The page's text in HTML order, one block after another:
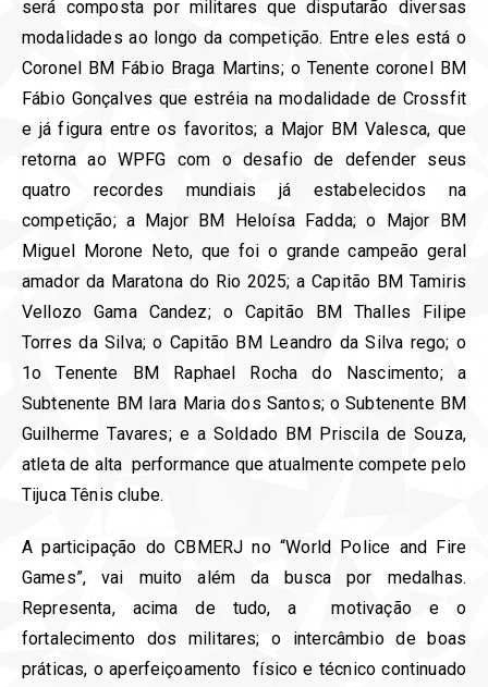
será composta por militares que disputarão diversas
modalidades ao longo da competição. Entre eles está o
Coronel BM Fábio Braga Martins; o Tenente coronel BM
Fábio Gonçalves que estréia na modalidade de Crossfit
e já figura entre os favoritos; a Major BM Valesca, que
retorna ao WPFG com o desafio de defender seus
quatro recordes mundiais já estabelecidos na
competição; a Major BM Heloísa Fadda; o Major BM
Miguel Morone Neto, que foi o grande campeão geral
amador da Maratona do Rio 2025; a Capitão BM Tamiris
Vellozo Gama Candez; o Capitão BM Thalles Filipe
Torres da Silva; o Capitão BM Leandro da Silva rego; o
1o Tenente BM Raphael Rocha do Nascimento; a
Subtenente BM Iara Maria dos Santos; o Subtenente BM
Guilherme Tavares; e a Soldado BM Priscila de Souza,
atleta de alta performance que atualmente compete pelo
Tijuca Tênis clube.
A participação do CBMERJ no “World Police and Fire
Games”, vai muito além da busca por medalhas.
Representa, acima de tudo, a motivação e o
fortalecimento dos militares; o intercâmbio de boas
práticas, o aperfeiçoamento físico e técnico continuado